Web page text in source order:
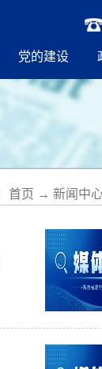
党的建设
首页 → 新闻中